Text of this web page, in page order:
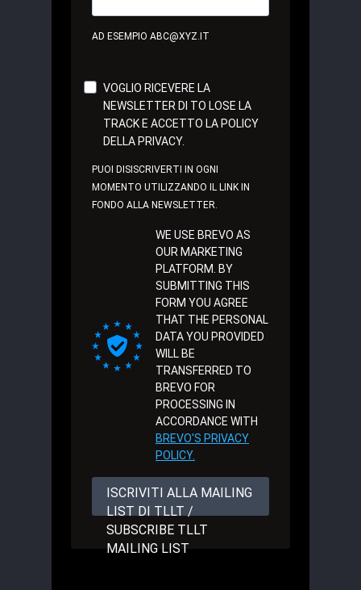
AD ESEMPIO ABC@XYZ.IT
VOGLIO RICEVERE LA
NEWSLETTER DI TO LOSE LA
TRACK E ACCETTO LA POLICY
DELLA PRIVACY.
PUOI DISISCRIVERTI IN OGNI
MOMENTO UTILIZZANDO IL LINK IN
FONDO ALLA NEWSLETTER.
WE USE BREVO AS
OUR MARKETING
PLATFORM. BY
SUBMITTING THIS
FORM YOU AGREE
THAT THE PERSONAL
DATA YOU PROVIDED
WILL BE
TRANSFERRED TO
BREVO FOR
PROCESSING IN
ACCORDANCE WITH
BREVO'S PRIVACY
POLICY.
ISCRIVITI ALLA MAILING
LIST DI TLLT /
SUBSCRIBE TLLT
MAILING LIST